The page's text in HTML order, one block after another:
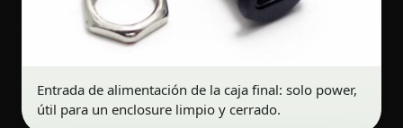
Entrada de alimentación de la caja final: solo power,
útil para un enclosure limpio y cerrado.